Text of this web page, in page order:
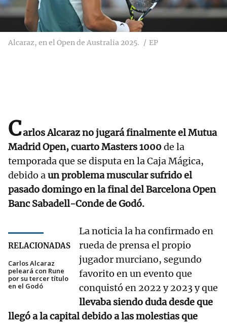
Alcaraz, en el Open de Australia 2025. EP
Carlos Alcaraz no jugará finalmente el Mutua
Madrid Open, cuarto Masters 1000de la
temporada que se disputa en la Caja Mágica,
debido aun problema muscular sufrido el
pasado domingo en la final del Barcelona Open
Banc Sabadell-Conde de Godó.
RELACIONADAS
Carlos Alcaraz
peleará con Rune
por su tercer título
en el Godó
La noticia la ha confirmado en
rueda de prensa el propio
jugador murciano, segundo
favorito en un evento que
conquistó en 2022 y 2023 y que
llevaba siendo duda desde que
llegó a la capital debido a las molestias que